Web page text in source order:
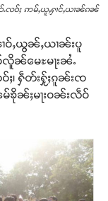
လဝ်ႈ ဢမ်ႇယူႇႁၢင်ႇယၢၼ်ၵၼ်
ႇယွၼ်ႇယၢၼ်းပူ
ၼ်မေႊမႃးၼႆႉ
၊ ႁဵတ်းႁႂ်ႈၵူၼ်းၸ
မ်ၶိုၼ်ႈမႃးဝၼ်းလဵဝ်